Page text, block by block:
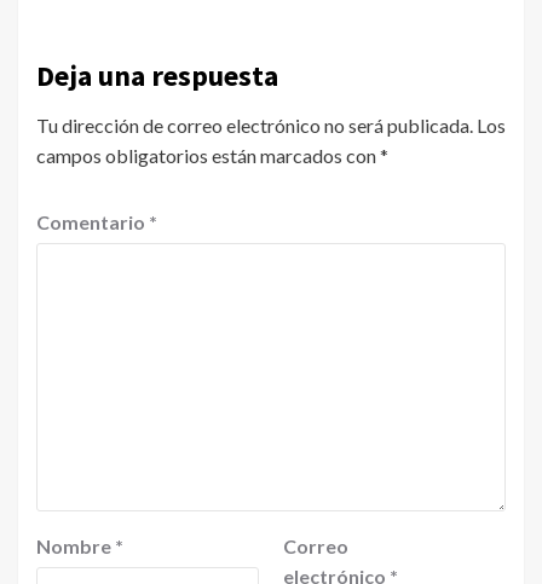
Deja una respuesta
Tu dirección de correo electrónico no será publicada. Los
campos obligatorios están marcados con*
Comentario *
Nombre *
Correo
electrónico *